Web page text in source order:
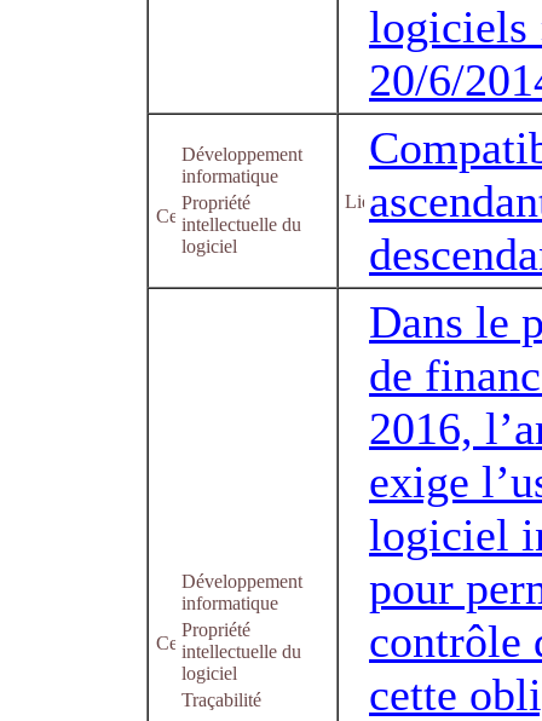
20/6/
Développement
informatique
Propriété
intellectuelle du
logiciel
Développement
informatique
Propriété
intellectuelle du
logiciel
Traçabilité
Dans le
de
2016,
exige
logiciel
pour
contrôle
cette